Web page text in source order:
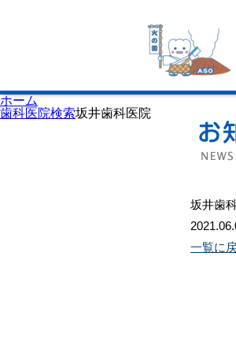
ホーム
歯科医院検索坂井歯科医院
坂井歯
一覧に
歯科医院検索
休日当番医
イベント案内
歯の豆知識
口腔保健センタ
国保組合からの
熊本歯科衛生士
会員専用ページ
プライバシーポ
サイトマップ